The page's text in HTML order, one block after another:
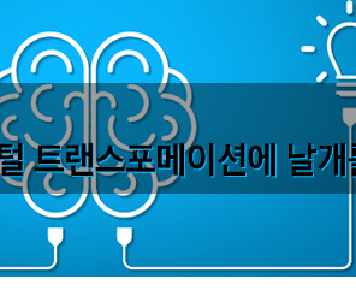
디지털 공공
디지털 금융
디지털 헬스
CogniX
AI Agent 기반 SW 개발 플랫폼
안전보건경영
동반성장
윤리 & 준법경영
디지털 책임